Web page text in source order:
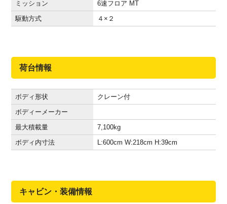
ミッション
6速フロア MT
駆動方式
４×２
荷台情報
ボディ形状
クレーン付
ボディーメーカー
最大積載量
7,100kg
ボディ内寸法
L:600cm W:218cm H:39cm
キャビン・装備情報